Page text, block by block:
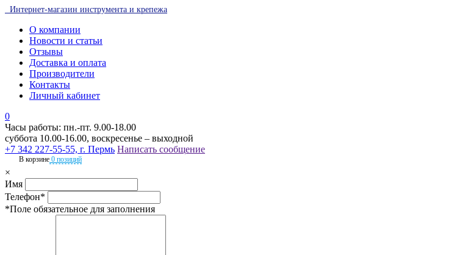
Интернет-магазин инструмента и крепежа
О компании
Новости и статьи
Отзывы
Доставка и оплата
Производители
Контакты
Личный кабинет
0
Часы работы: пн.-пт. 9.00-18.00
суббота 10.00-16.00, воскресенье – выходной
+7 342 227-55-55, г. Пермь Написать сообщение
В корзине 0 позиций
×
Имя
Телефон*
*Поле обязательное для заполнения